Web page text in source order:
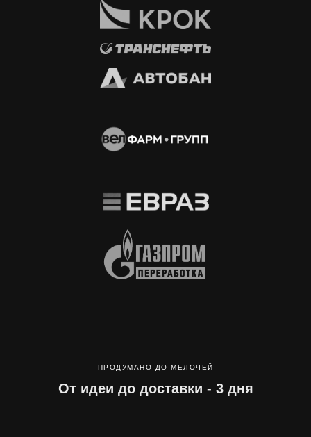
ПРОДУМАНО ДО МЕЛОЧЕЙ
От идеи до доставки - 3 дня